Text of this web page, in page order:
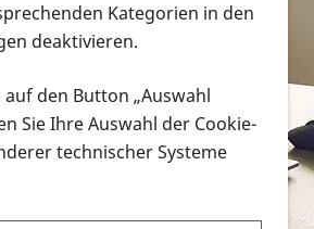
in verschiedenen
Ort
wie Sie nach Infonmaterial
Kategorien in den
deaktivieren.
den Button „Auswahl
Sie Ihre Auswahl der Cookie-
technischer Systeme